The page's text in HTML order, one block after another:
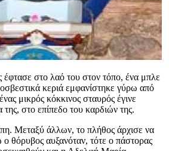
έφτασε στο λαό του στον τόπο, ένα μπλε
κεριά εμφανίστηκε γύρω από
μικρός κόκκινος σταυρός έγινε
στο επίπεδο του καρδιών της.
Μεταξύ άλλων, το πλήθος άρχισε να
ο θόρυβος αυξανόταν, τότε ο πάστορας